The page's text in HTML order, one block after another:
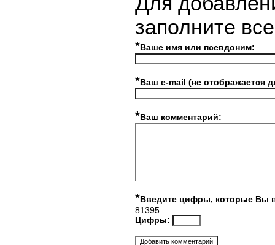
заполните
*Ваше имя или псевдоним:
*Ваш e-mail (не отображается
*Ваш комментарий:
*Введите цифры, которые Вы
81395
Цифры: